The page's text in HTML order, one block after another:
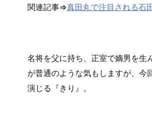
関連記事⇒真田丸で注目される石
名将を父に持ち、正室で嫡男を生
が普通のような気もしますが、今
演じる『きり』。